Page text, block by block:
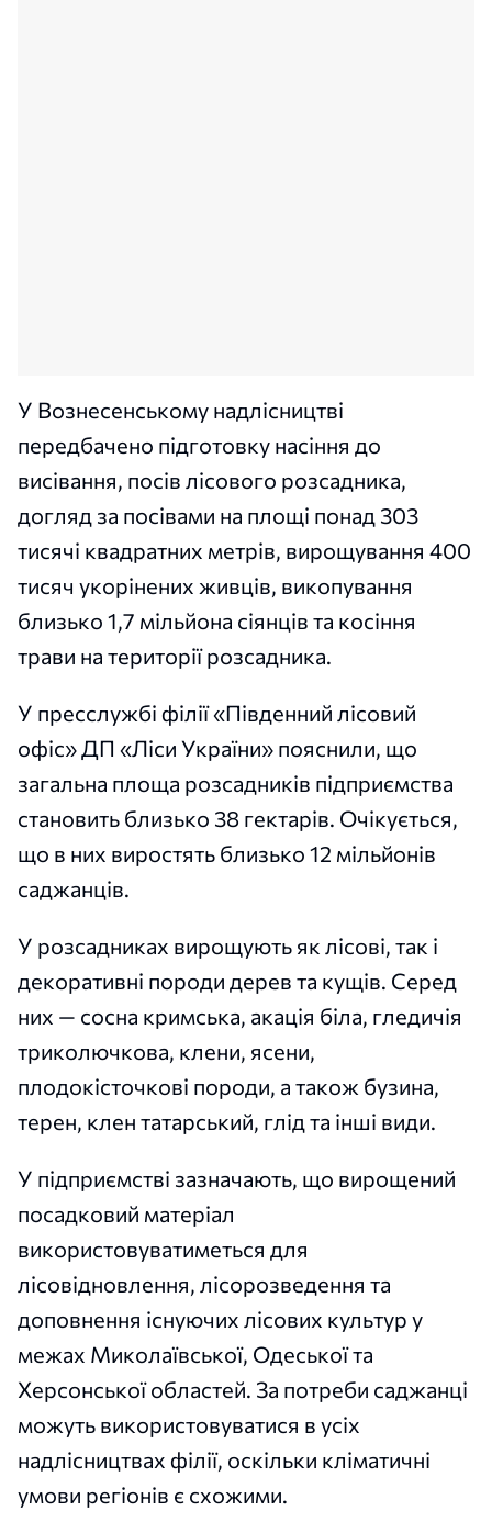
У Вознесенському надлісництві
передбачено підготовку насіння до
висівання, посів лісового розсадника,
догляд за посівами на площі понад 303
тисячі квадратних метрів, вирощування 400
тисяч укорінених живців, викопування
близько 1,7 мільйона сіянців та косіння
трави на території розсадника.
У пресслужбі філії «Південний лісовий
офіс» ДП «Ліси України» пояснили, що
загальна площа розсадників підприємства
становить близько 38 гектарів. Очікується,
що в них виростять близько 12 мільйонів
саджанців.
У розсадниках вирощують як лісові, так і
декоративні породи дерев та кущів. Серед
них — сосна кримська, акація біла, гледичія
триколючкова, клени, ясени,
плодокісточкові породи, а також бузина,
терен, клен татарський, глід та інші види.
У підприємстві зазначають, що вирощений
посадковий матеріал
використовуватиметься для
лісовідновлення, лісорозведення та
доповнення існуючих лісових культур у
межах Миколаївської, Одеської та
Херсонської областей. За потреби саджанці
можуть використовуватися в усіх
надлісництвах філії, оскільки кліматичні
умови регіонів є схожими.